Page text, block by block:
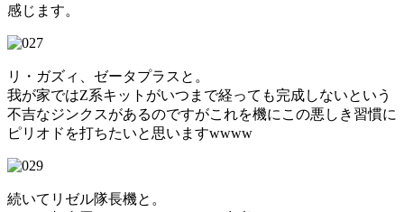
感じます。
リ・ガズィ、ゼータプラスと。
我が家ではZ系キットがいつまで経っても完成しないという
不吉なジンクスがあるのですがこれを機にこの悪しき習慣に
ピリオドを打ちたいと思いますwwww
続いてリゼル隊長機と。